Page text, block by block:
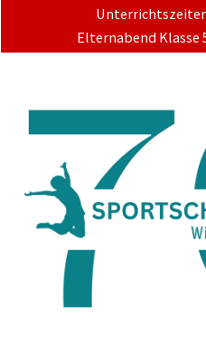
Elternabend Klasse